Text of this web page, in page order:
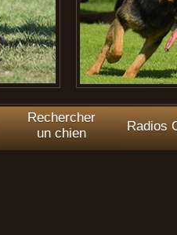
Rechercher
un chien
Radios